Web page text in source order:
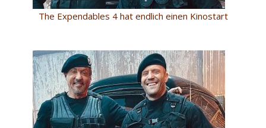
The Expendables 4 hat endlich einen Kinostart